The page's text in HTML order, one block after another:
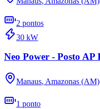
2 pontos
30 kW
Neo Power - Posto AP
Manaus, Amazonas (AM)
1 ponto